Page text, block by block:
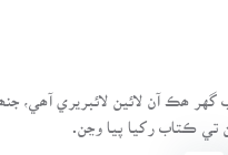
ڪتاب رکيا پيا وڃن.